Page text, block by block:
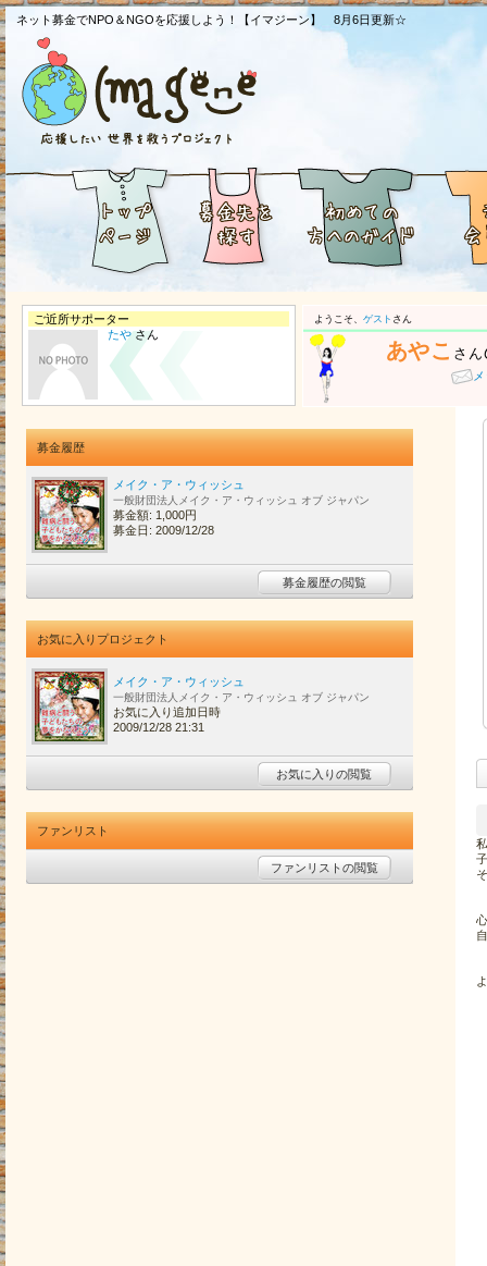
ネット募金でNPO＆NGOを応援しよう！【イマジーン】 8月6日更新☆
ご近所サポーター
たやさん
ようこそ、 ゲスト さん
あやこ さん
募金履歴
メイク・ア・ウィッシュ
一般財団法人メイク・ア・ウィッシュ オブ ジャパン
募金額: 1,000円
募金日: 2009/12/28
募金履歴の閲覧
お気に入りプロジェクト
メイク・ア・ウィッシュ
一般財団法人メイク・ア・ウィッシュ オブ ジャパン
お気に入り追加日時
2009/12/28 21:31
お気に入りの閲覧
ファンリスト
ファンリストの閲覧